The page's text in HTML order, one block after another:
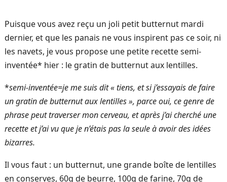
Puisque vous avez reçu un joli petit butternut mardi
dernier, et que les panais ne vous inspirent pas ce soir, ni
les navets, je vous propose une petite recette semi-
inventée* hier : le gratin de butternut aux lentilles.
*semi-inventée=je me suis dit « tiens, et si j’essayais de faire
un gratin de butternut aux lentilles », parce oui, ce genre de
phrase peut traverser mon cerveau, et aprèsj’ai cherché une
recette et j’ai vu que je n’étais pas la seule à avoir des idées
bizarres.
Il vous faut : un butternut, une grande boîte de lentilles
en conserves, 60g de beurre, 100g de farine, 70g de